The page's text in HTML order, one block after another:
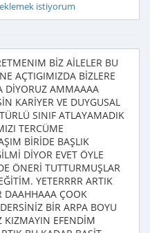
istiyorum
BİZ AİLELER BU
AÇTIGIMIZDA BİZLERE
DİYORUZ AMMAAAA
KARİYER VE DUYGUSAL
SINIF ATLAYAMADIK
TERCÜME
BİRİDE BAŞLIK
DİYOR EVET ÖYLE
ÖNERİ TUTTURMUŞLAR
YETERRRR ARTIK
DAAHHAAA ÇOOK
BİR ARPA BOYU
KIZMAYIN EFENDİM